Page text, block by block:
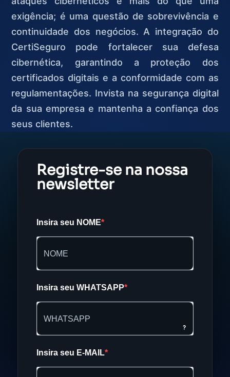
exigência; é uma questão de sobrevivência e
continuidade dos negócios. A integração do
CertiSeguro pode fortalecer sua defesa
cibernética, garantindo a proteção dos
certificados digitais e a conformidade com as
regulamentações. Invista na segurança digital
da sua empresa e mantenha a confiança dos
seus clientes.
Registre-se na nossa
newsletter
Insira seu NOME
Insira seu WHATSAPP
?
Insira seu E-MAIL